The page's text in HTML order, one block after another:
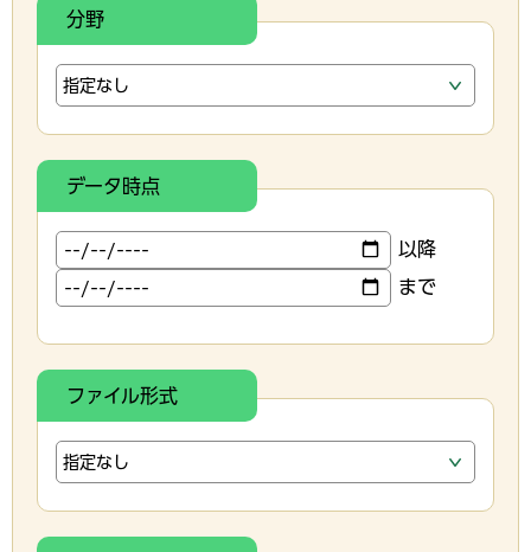
分野
データ時点
以降
まで
ファイル形式